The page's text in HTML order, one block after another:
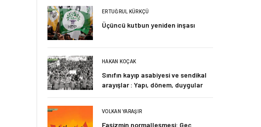
ERTUĞRUL KÜRKÇÜ
Üçüncü kutbun yeniden inşası
HAKAN KOÇAK
Sınıfın kayıp asabiyesi ve sendikal
arayışlar : Yapı, dönem, duygular
VOLKAN YARAŞIR
Faşizmin normalleşmesi: Geç